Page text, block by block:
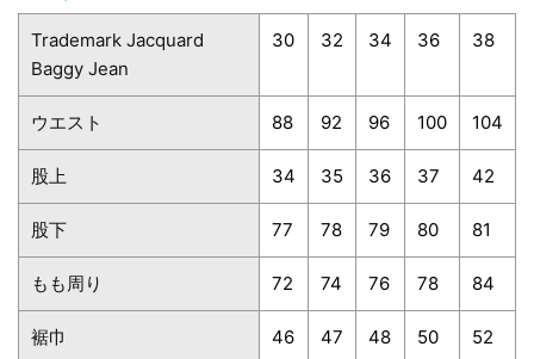
Trademark Jacquard
Baggy Jean
30 32 34 36 38
ウエスト 88 92 96 100 104
股上 34 35 36 37 42
股下 77 78 79 80 81
もも周り 72 74 76 78 84
裾巾 46 47 48 50 52